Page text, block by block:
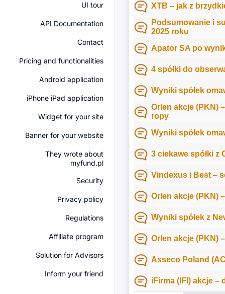
UI tour
API Documentation
Contact
Pricing and functionalities
Android application
iPhone iPad application
Widget for your site
Banner for your website
They wrote about
myfund.pl
Security
Privacy policy
Regulations
Affiliate program
Solution for Advisors
Inform your friend
XTB – jak z
Podsumowanie i
2025 roku
Apator SA po
4 spółki do
Wyniki spółek
Orlen akcje (PKN)
ropy
Wyniki spółek
3 ciekawe spółki z
Vindexus i Best –
Orlen akcje (PKN)
Wyniki spółek z
Orlen akcje (PKN)
Asseco Poland
iFirma (IFI) akcje –